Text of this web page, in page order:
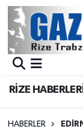
RİZE HABERLERİ
HABERLER
Asayiş
Merkez
Merkez